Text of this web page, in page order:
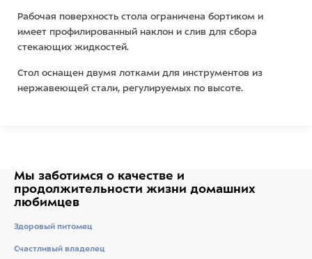
Рабочая поверхность стола ограничена бортиком и
имеет профилированный наклон и слив для сбора
стекающих жидкостей.
Стол оснащен двумя лотками для инструментов из
нержавеющей стали, регулируемых по высоте.
Максимальная нагрузка: 100 кг.
Важно: Стол установлен на регулируемые опоры, колеса
Мы заботимся о качестве и
продолжительности жизни домашних
любимцев
Здоровый питомец
Счастливый владелец